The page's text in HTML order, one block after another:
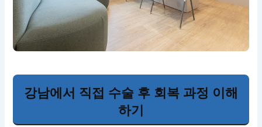
강남에서 직접 수술 후 회복 과정 이해
하기